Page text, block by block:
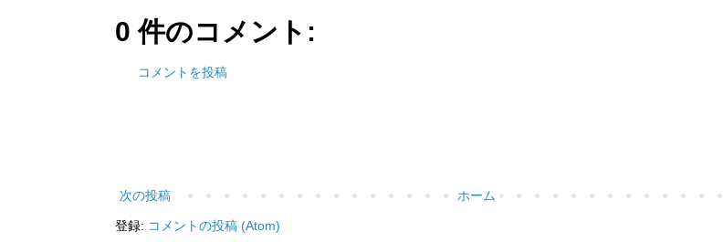
0 件のコメント:
コメントを投稿
次の投稿 ホーム
登録: コメントの投稿 (Atom)